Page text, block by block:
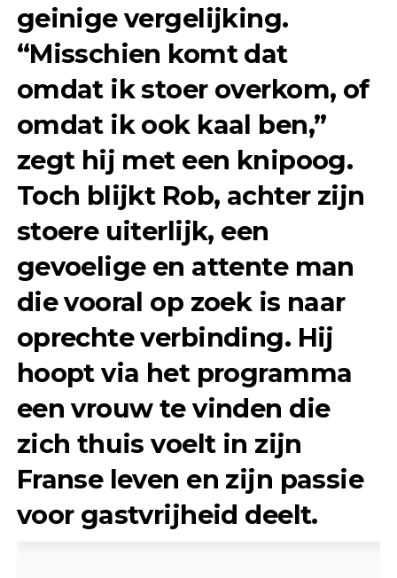
geinige vergelijking.
“Misschien komt dat
omdat ik stoer overkom, of
omdat ik ook kaal ben,”
zegt hij met een knipoog.
Toch blijkt Rob, achter zijn
stoere uiterlijk, een
gevoelige en attente man
die vooral op zoek is naar
oprechte verbinding. Hij
hoopt via het programma
een vrouw te vinden die
zich thuis voelt in zijn
Franse leven en zijn passie
voor gastvrijheid deelt.